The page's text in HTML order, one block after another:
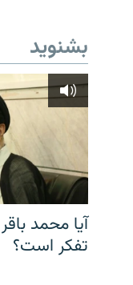
بشنوید
آیا محمد
تفکر است؟